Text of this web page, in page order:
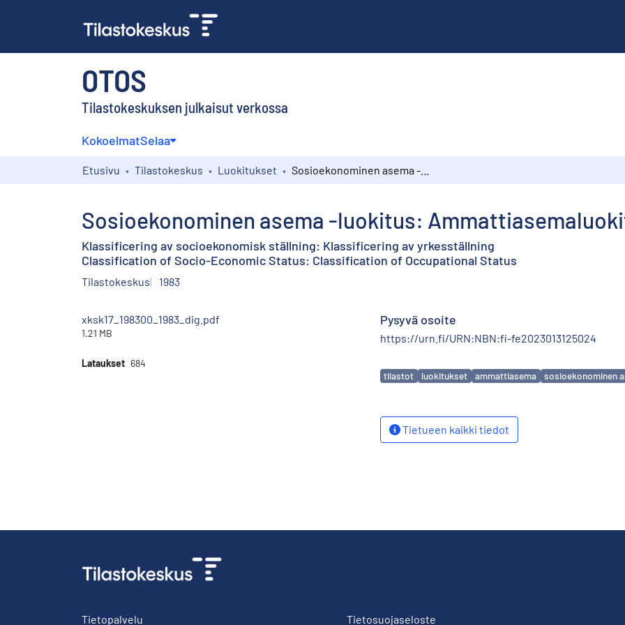
OTOS
Tilastokeskuksen julkaisut verkossa
KokoelmatSelaa
Etusivu Tilastokeskus Luokitukset
Sosioekonominen asema -luokitus:
Klassificering av socioekonomisk ställning: Klassificering av yrkesställning
Classification of Socio-Economic Status: Classification of Occupational Status
Tilastokeskus 1983
xksk17_198300_1983_dig.pdf
1.21 MB
Lataukset 684
Pysyvä osoite
https://urn.fi/URN:NBN:fi-fe2023013125024
Avainsanat
tilastot luokitukset ammattiasema sosioekonominen
Tietueen kaikki tiedot
Tietopalvelu Tietosuojaseloste